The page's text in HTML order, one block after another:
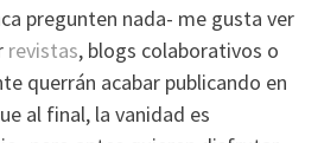
pregunten nada- me gusta ver
revistas, blogs colaborativos o
querrán acabar publicando en
al final, la vanidad es